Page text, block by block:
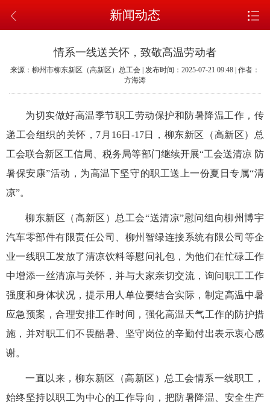
新闻动态
情系一线送关怀，致敬高温劳动者
来源：柳州市柳东新区（高新区）总工会 | 发布时间：2025-07-21 09:48 | 作者：
方海涛
为切实做好高温季节职工劳动保护和防暑降温工作，传
递工会组织的关怀，7月16日-17日，柳东新区（高新区）总
工会联合新区工信局、税务局等部门继续开展“工会送清凉 防
暑保安康”活动，为高温下坚守的职工送上一份夏日专属“清
凉”。
柳东新区（高新区）总工会“送清凉”慰问组向柳州博宇
汽车零部件有限责任公司、柳州智绿连接系统有限公司等企
业一线职工发放了清凉饮料等慰问礼包，为他们在忙碌工作
中增添一丝清凉与关怀，并与大家亲切交流，询问职工工作
强度和身体状况，提示用人单位要结合实际，制定高温中暑
应急预案，合理安排工作时间，强化高温天气工作的防护措
施，并对职工们不畏酷暑、坚守岗位的辛勤付出表示衷心感
谢。
一直以来，柳东新区（高新区）总工会情系一线职工，
始终坚持以职工为中心的工作导向，把防暑降温、安全生产